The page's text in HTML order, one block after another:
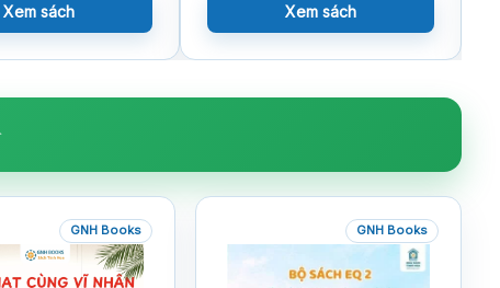
Xem sách Xem sách
GNH Books GNH Books